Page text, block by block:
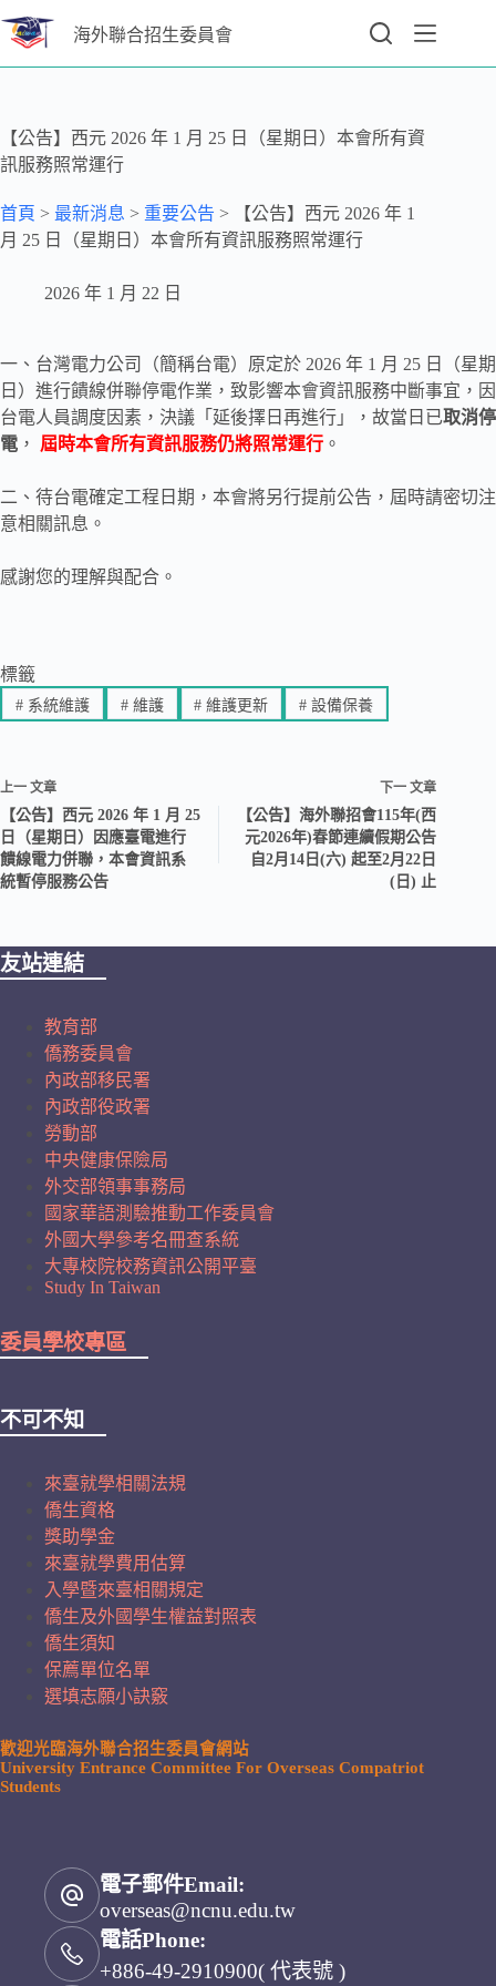
海外聯合招生委員會
【公告】西元 2026 年 1 月 25 日（星期日）本會所有資
訊服務照常運行
首頁 > 最新消息 > 重要公告 >
【公告】西元 2026 年 1
月 25 日（星期日）本會所有資訊服務照常運行
2026 年 1 月 22 日
一、台灣電力公司（簡稱台電）原定於 2026 年 1 月 25 日（星期
日）進行饋線併聯停電作業，致影響本會資訊服務中斷事宜，因
台電人員調度因素，決議「延後擇日再進行」，故當日已取消停
電 ， 屆時本會所有資訊服務仍將照常運行 。
二、待台電確定工程日期，本會將另行提前公告，屆時請密切注
意相關訊息。
感謝您的理解與配合。
標籤
#系統維護 #維護 # 維護更新 # 設備保養
上一 文章
【公告】西元 2026 年 1 月 25
日（星期日）因應臺電進行
饋線電力併聯，本會資訊系
統暫停服務公告
下一文章
【公告】海外聯招會115年(西
元2026年)春節連續假期公告
自2月14日(六) 起至2月22日
(日) 止
友站連結
教育部
僑務委員會
內政部移民署
內政部役政署
勞動部
中央健康保險局
外交部領事事務局
國家華語測驗推動工作委員會
外國大學參考名冊查系統
大專校院校務資訊公開平臺
Study In Taiwan
委員學校專區
不可不知
來臺就學相關法規
僑生資格
獎助學金
來臺就學費用估算
入學暨來臺相關規定
僑生及外國學生權益對照表
僑生須知
保薦單位名單
選填志願小訣竅
歡迎光臨海外聯合招生委員會網站
University Entrance Committee For Overseas Compatriot
Students
電子郵件Email:
overseas@ncnu.edu.tw
電話Phone:
+886-49-2910900( 代表號 )